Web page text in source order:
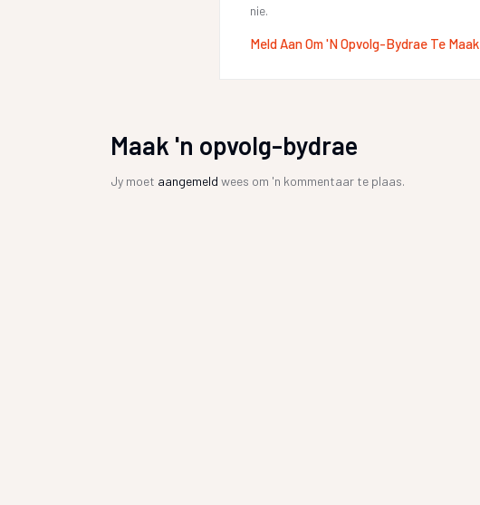
nie.
Meld Aan Om 'n Opvolg-Bydrae Te Maak
Maak 'n opvolg-bydrae
Jy moet aangemeld wees om 'n kommentaar te plaas.